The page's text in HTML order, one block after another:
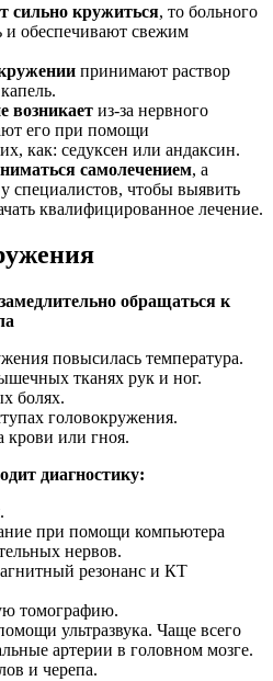
сильно кружиться, то больного
и обеспечивают свежим
принимают раствор
возникает из-за нервного
его при помощи
как: седуксен или андаксин.
самолечением, а
специалистов, чтобы выявить
квалифицированное лечение.
обращаться к
повысилась температура.
тканях рук и ног.
болях.
головокружения.
крови или гноя.
диагностику:
при помощи компьютера
нервов.
резонанс и КТ
томографию.
ультразвука. Чаще всего
артерии в головном мозге.
и черепа.